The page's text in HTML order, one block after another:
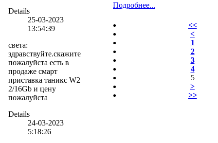
Details
25-03-2023
13:54:39
света:
здравствуйте.скажите
пожалуйста есть в
продаже смарт
приставка таникс W2
2/16Gb и цену
пожалуйста
Details
24-03-2023
5:18:26
Подробнее...
<<
<
1
2
3
4
5
>
>>